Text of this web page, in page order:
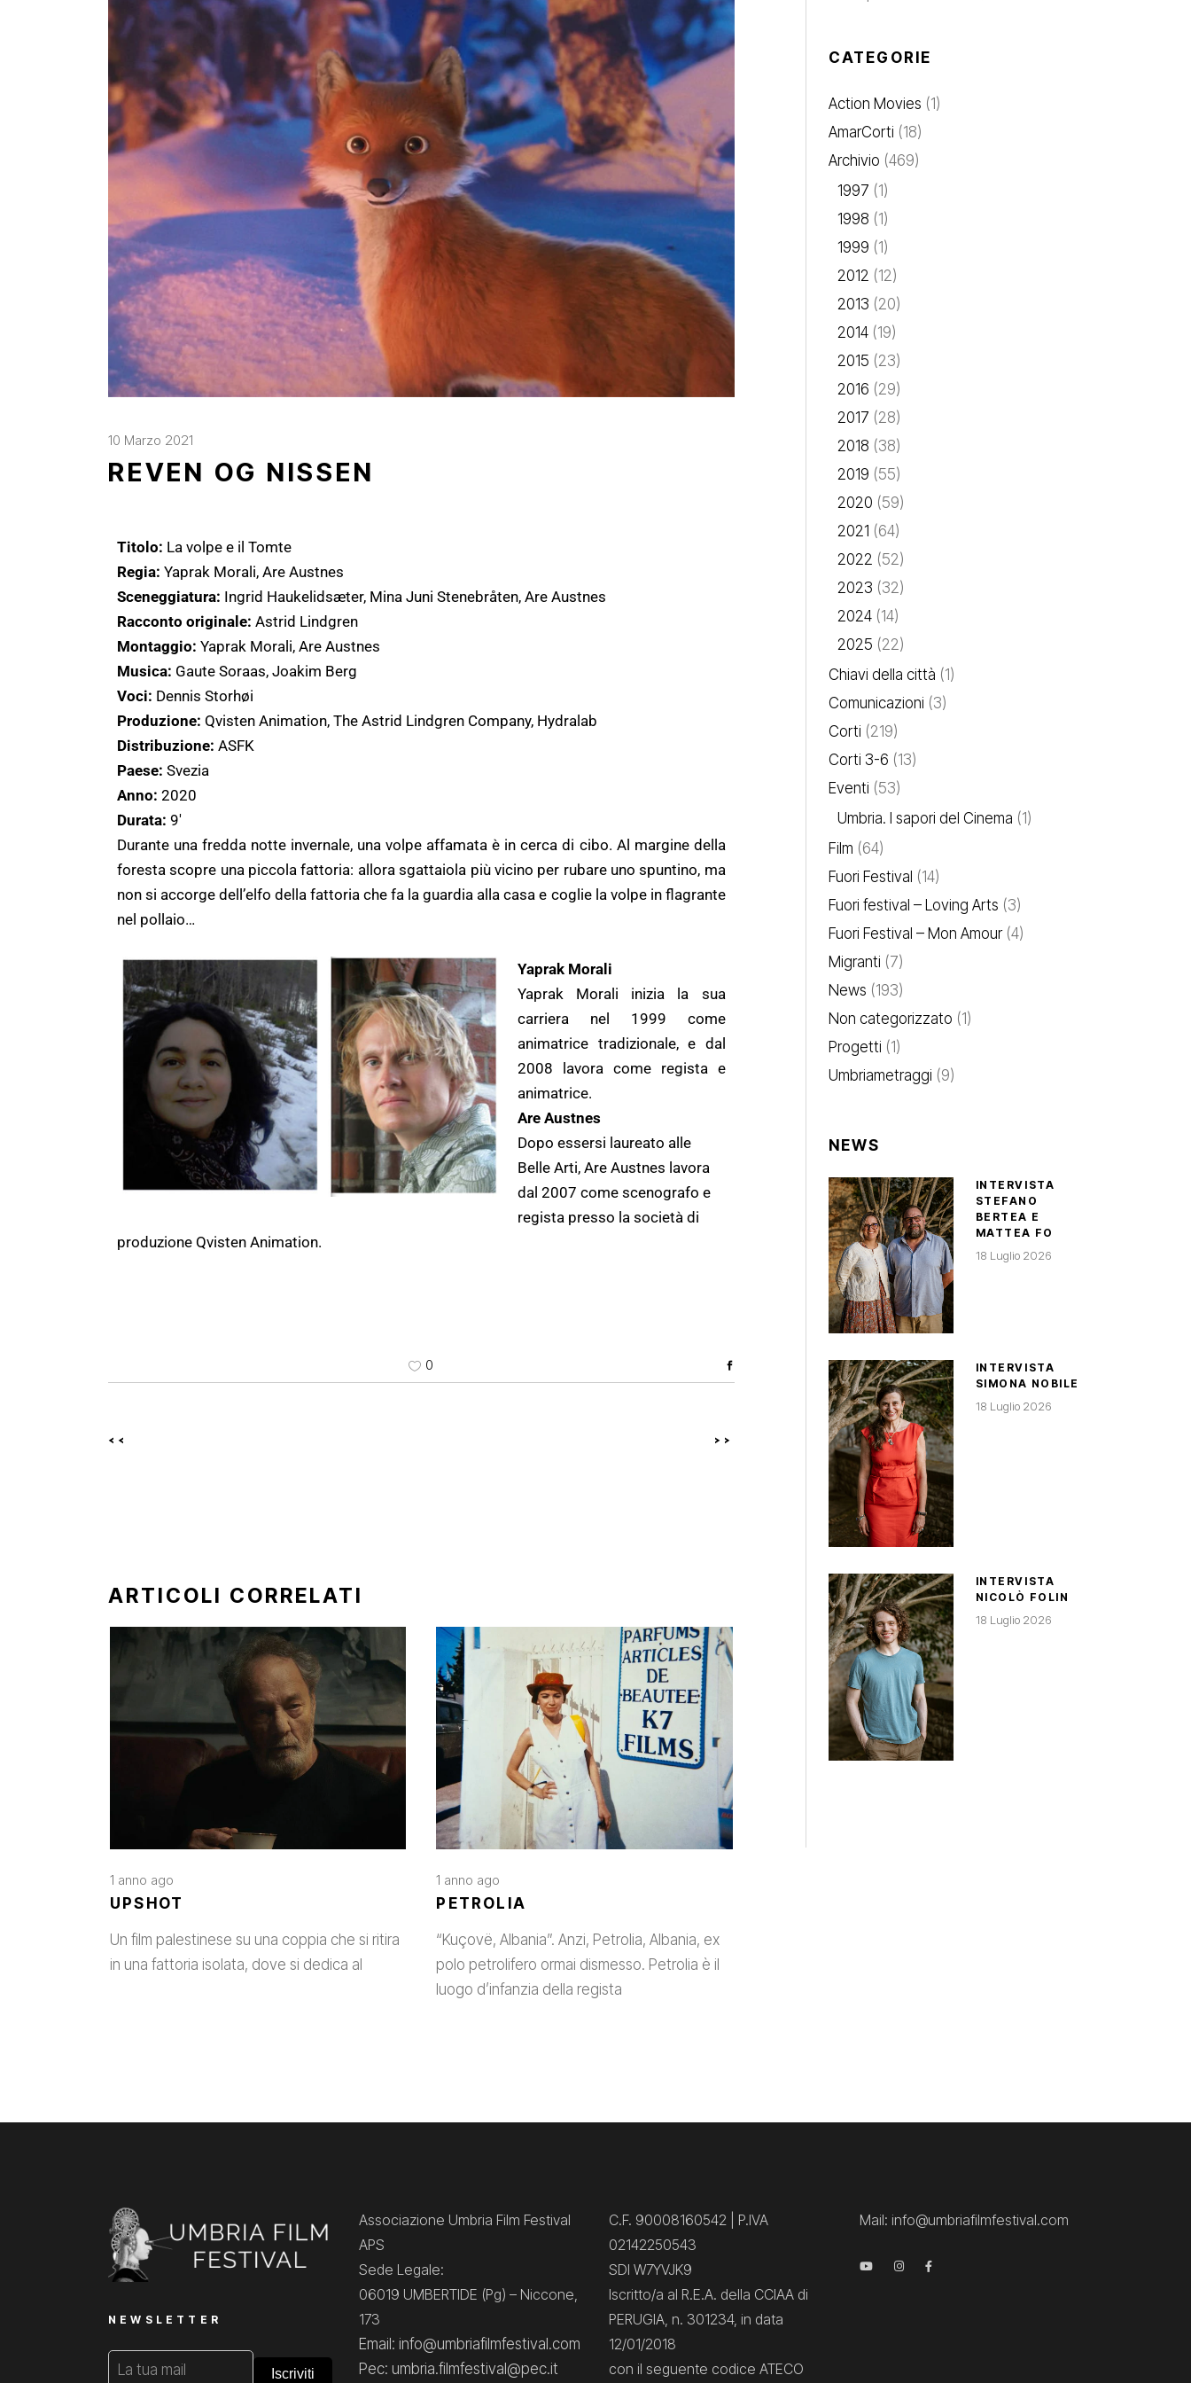
10 Marzo 2021
REVEN OG NISSEN
Titolo: La volpe e il Tomte
Regia: Yaprak Morali, Are Austnes
Sceneggiatura: Ingrid Haukelidsæter, Mina Juni Stenebråten, Are Austnes
Racconto originale: Astrid Lindgren
Montaggio: Yaprak Morali, Are Austnes
Musica: Gaute Soraas, Joakim Berg
Voci: Dennis Storhøi
Produzione: Qvisten Animation, The Astrid Lindgren Company, Hydralab
Distribuzione: ASFK
Paese: Svezia
Anno: 2020
Durata: 9′
Durante una fredda notte invernale, una volpe affamata è in cerca di cibo. Al margine della
foresta scopre una piccola fattoria: allora sgattaiola più vicino per rubare uno spuntino, ma
non si accorge dell’elfo della fattoria che fa la guardia alla casa e coglie la volpe in flagrante
nel pollaio…
Yaprak Morali
Yaprak Morali inizia la sua
carriera nel 1999 come
animatrice tradizionale, e dal
2008 lavora come regista e
animatrice.
Are Austnes
Dopo essersi laureato alle
Belle Arti, Are Austnes lavora
dal 2007 come scenografo e
regista presso la società di
produzione Qvisten Animation.
0
<< >>
ARTICOLI CORRELATI
1 anno ago
UPSHOT
Un film palestinese su una coppia che si ritira
in una fattoria isolata, dove si dedica al
1 anno ago
PETROLIA
“Kuçovë, Albania”. Anzi, Petrolia, Albania, ex
polo petrolifero ormai dismesso. Petrolia è il
luogo d’infanzia della regista
CATEGORIE
Action Movies (1)
AmarCorti (18)
Archivio (469)
1997 (1)
1998 (1)
1999 (1)
2012 (12)
2013 (20)
2014(19)
2015 (23)
2016 (29)
2017 (28)
2018 (38)
2019 (55)
2020 (59)
2021 (64)
2022 (52)
2023 (32)
2024(14)
2025 (22)
Chiavi della città (1)
Comunicazioni (3)
Corti (219)
Corti 3-6 (13)
Eventi (53)
Umbria. I sapori del Cinema (1)
Film (64)
Fuori Festival (14)
Fuori festival – Loving Arts (3)
Fuori Festival – Mon Amour(4)
Migranti (7)
News (193)
Non categorizzato (1)
Progetti (1)
Umbriametraggi (9)
NEWS
INTERVISTA
STEFANO
BERTEA E
MATTEA FO
18 Luglio 2026
INTERVISTA
SIMONA NOBILE
18 Luglio 2026
INTERVISTA
NICOLÒ FOLIN
18 Luglio 2026
NEWSLETTER
Associazione Umbria Film Festival
APS
Sede Legale:
06019 UMBERTIDE (Pg) – Niccone,
173
Email: info@umbriafilmfestival.com
Pec: umbria.filmfestival@pec.it
C.F. 90008160542 | P.IVA
02142250543
SDI W7YVJK9
Iscritto/a al R.E.A. della CCIAA di
PERUGIA, n. 301234, in data
12/01/2018
con il seguente codice ATECO
Mail: info@umbriafilmfestival.com